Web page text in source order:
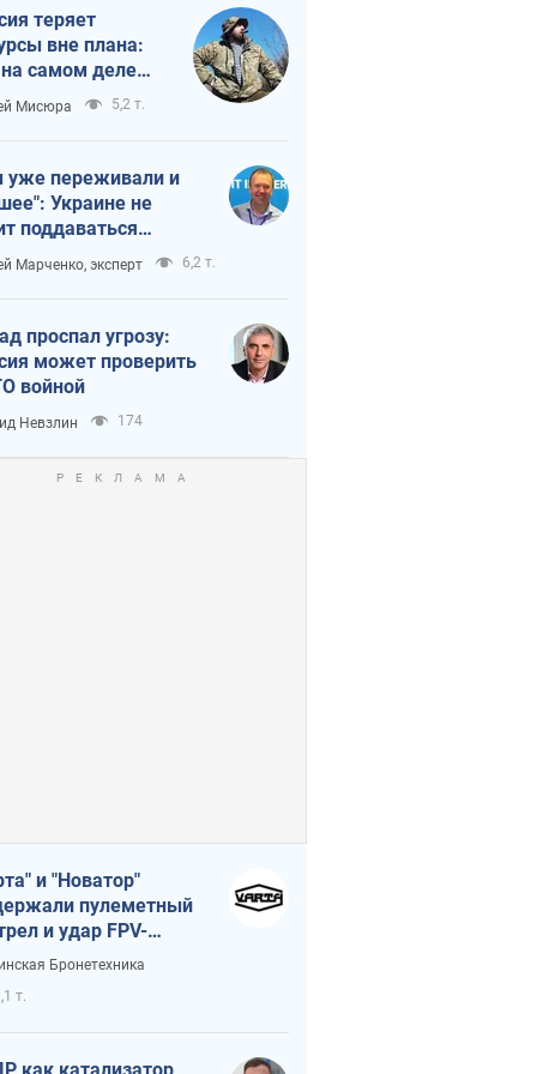
теряет
вне плана:
на самом деле
темп войны
Мисюра 5,2 т.
переживали и
Украине не
поддаваться
из-за
террора
Марченко, эксперт 6,2 т.
проспал угрозу:
может проверить
войной
Невзлин 174
и "Новатор"
пулеметный
и удар FPV-
сохранив жизнь
Бронетехника
т.